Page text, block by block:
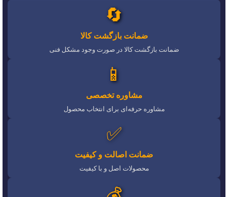
🔄
ضمانت بازگشت کالا
ضمانت بازگشت کالا در صورت وجود مشکل فنی
📱
مشاوره تخصصی
مشاوره حرفه‌ای برای انتخاب محصول
✅
ضمانت اصالت و کیفیت
محصولات اصل و با کیفیت